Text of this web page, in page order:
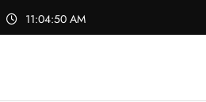
11:04:51 AM